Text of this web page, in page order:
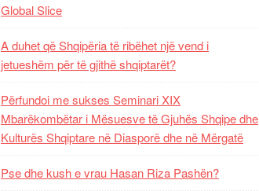
Global Slice
A duhet që Shqipëria të ribëhet një vend i
jetueshëm për të gjithë shqiptarët?
Përfundoi me sukses Seminari XIX
Mbarëkombëtar i Mësuesve të Gjuhës Shqipe dhe
Kulturës Shqiptare në Diasporë dhe në Mërgatë
Pse dhe kush e vrau Hasan Riza Pashën?